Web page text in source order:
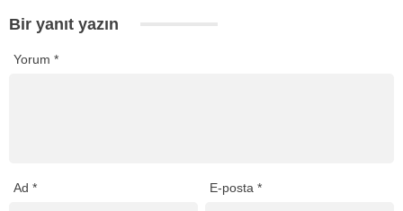
Bir yanıt yazın
Yorum *
Ad * E-posta*